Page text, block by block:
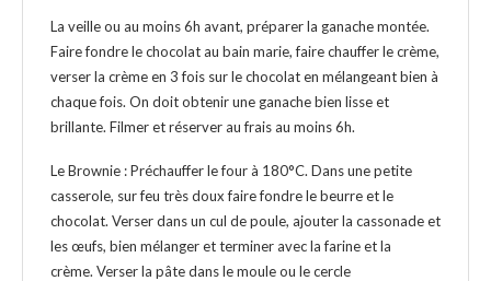
La veille ou au moins 6h avant, préparer la ganache montée.
Faire fondre le chocolat au bain marie, faire chauffer le crème,
verser la crème en 3 fois sur le chocolat en mélangeant bien à
chaque fois. On doit obtenir une ganache bien lisse et
brillante. Filmer et réserver au frais au moins 6h.
Le Brownie : Préchauffer le four à 180°C. Dans une petite
casserole, sur feu très doux faire fondre le beurre et le
chocolat. Verser dans un cul de poule, ajouter la cassonade et
les œufs, bien mélanger et terminer avec la farine et la
crème. Verser la pâte dans le moule ou le cercle